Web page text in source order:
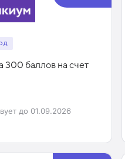
300 баллов на счет
до 01.09.2026